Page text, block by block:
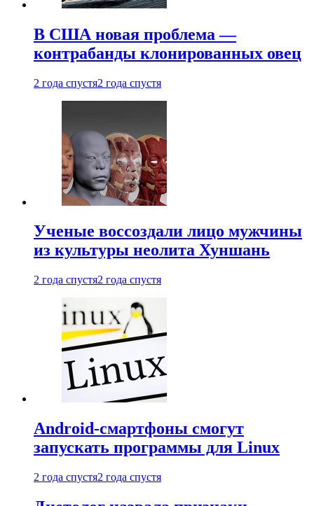
В США новая проблема —
контрабанды клонированных овец
2 года спустя2 года спустя
Ученые воссоздали лицо мужчины
из культуры неолита Хуншань
2 года спустя2 года спустя
Android-смартфоны смогут
запускать программы для Linux
2 года спустя2 года спустя